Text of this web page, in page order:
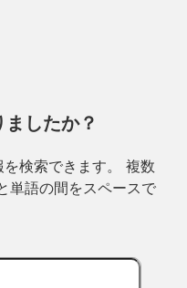
したか？
検索できます。 複数
単語の間をスペースで